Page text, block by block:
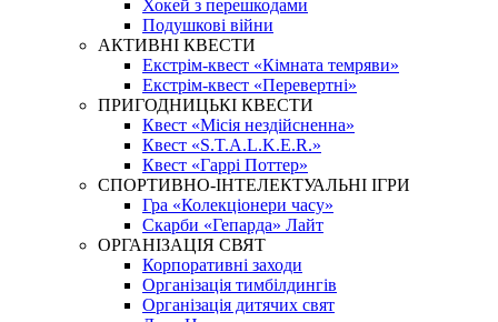
Хокей з перешкодами
Подушкові війни
АКТИВНІ КВЕСТИ
Екстрім-квест «Кімната темряви»
Екстрім-квест «Перевертні»
ПРИГОДНИЦЬКІ КВЕСТИ
Квест «Місія нездійсненна»
Квест «S.T.A.L.K.E.R.»
Квест «Гаррі Поттер»
СПОРТИВНО-ІНТЕЛЕКТУАЛЬНІ ІГРИ
Гра «Колекціонери часу»
Скарби «Гепарда» Лайт
ОРГАНІЗАЦІЯ СВЯТ
Корпоративні заходи
Організація тимбілдингів
Організація дитячих свят